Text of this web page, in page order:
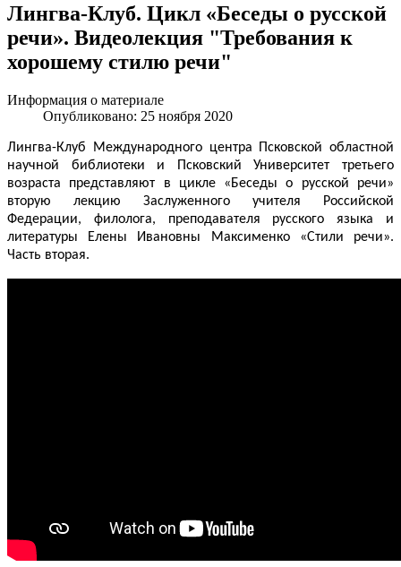
Лингва-Клуб. Цикл «Беседы о русской
речи». Видеолекция "Требования к
хорошему стилю речи"
Информация о материале
Опубликовано: 25 ноября 2020
Лингва-Клуб Международного центра Псковской областной
научной библиотеки и Псковский Университет третьего
возраста представляют в цикле «Беседы о русской речи»
вторую лекцию Заслуженного учителя Российской
Федерации, филолога, преподавателя русского языка и
литературы Елены Ивановны Максименко «Стили речи».
Часть вторая.